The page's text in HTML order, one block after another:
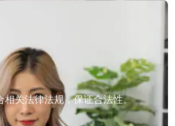
相关法律法规，保证合法性。